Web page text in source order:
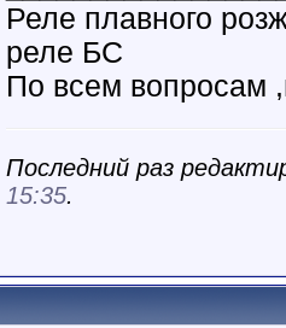
Реле плавного
реле БС
По всем вопросам
Последний раз
15:35.